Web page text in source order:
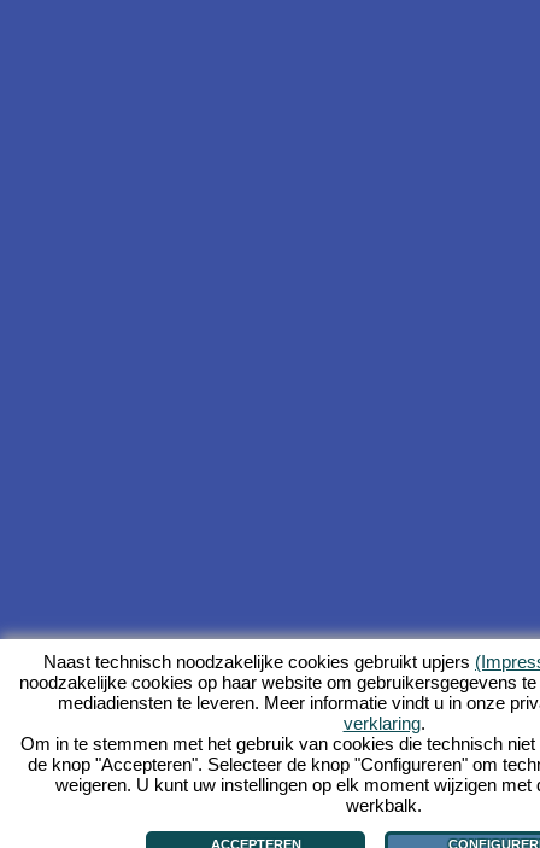
Naast technisch noodzakelijke cookies gebruikt upjers
noodzakelijke cookies op haar website om gebruikersgegevens
mediadiensten te leveren. Meer informatie vindt u in onze
verklaring.
Om in te stemmen met het gebruik van cookies die technisch
de knop "Accepteren". Selecteer de knop "Configureren" om
weigeren. U kunt uw instellingen op elk moment wijzigen met
werkbalk.
ACCEPTEREN